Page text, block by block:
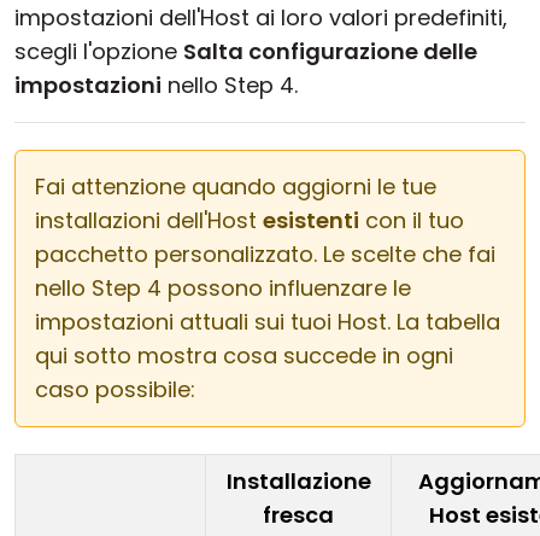
impostazioni dell'Host ai loro valori predefiniti,
scegli l'opzione Salta configurazione delle
impostazioni nello Step 4.
Fai attenzione quando aggiorni le tue
installazioni dell'Host esistenti con il tuo
pacchetto personalizzato. Le scelte che fai
nello Step 4 possono influenzare le
impostazioni attuali sui tuoi Host. La tabella
qui sotto mostra cosa succede in ogni
caso possibile:
Installazione
fresca
Host